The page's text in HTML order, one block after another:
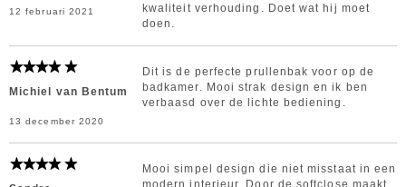
12 februari 2021
kwaliteit verhouding. Doet wat hij moet
doen.
Michiel van Bentum
13 december 2020
Dit is de perfecte prullenbak voor op de
badkamer. Mooi strak design en ik ben
verbaasd over de lichte bediening.
Mooi simpel design die niet misstaat in een
modern interieur. Door de softclose maakt